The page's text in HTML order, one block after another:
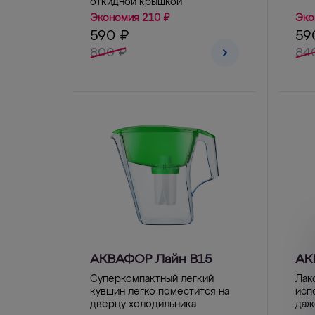
откидной крышкой
Экономия 210 ₽
590 ₽
800 ₽
АКВАФОР Лайн B15
Суперкомпактный легкий
кувшин легко поместится на
дверцу холодильника